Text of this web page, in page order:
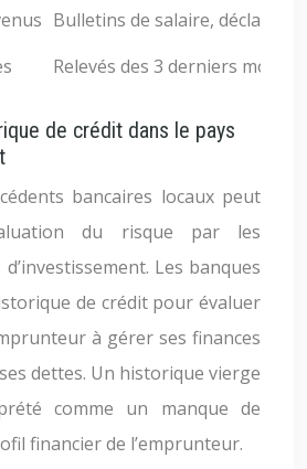
Bulletins de salaire,
Relevés des 3 derniers mois
de crédit dans le pays
bancaires locaux peut
du risque par les
Les banques
de crédit pour évaluer
à gérer ses finances
dettes. Un historique vierge
comme un manque de
financier de l’emprunteur.